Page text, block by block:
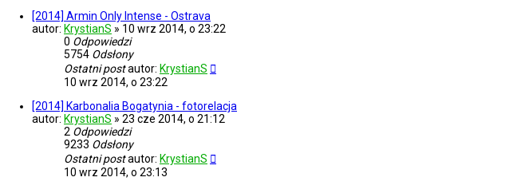
[2014] Armin Only Intense - Ostrava
autor: KrystianS » 10 wrz 2014, o 23:22
0 Odpowiedzi
5754 Odsłony
Ostatni postautor: KrystianS
10 wrz 2014, o 23:22
[2014] Karbonalia Bogatynia - fotorelacja
autor: KrystianS » 23 cze 2014, o 21:12
2 Odpowiedzi
9233 Odsłony
Ostatni postautor: KrystianS
10 wrz 2014, o 23:13